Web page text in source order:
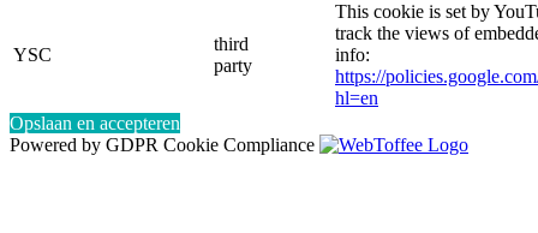
YSC
third
party
This cookie is set by
track the views of
info:
https://
hl=en
Opslaan en accepteren
Powered by GDPR Cookie Compliance